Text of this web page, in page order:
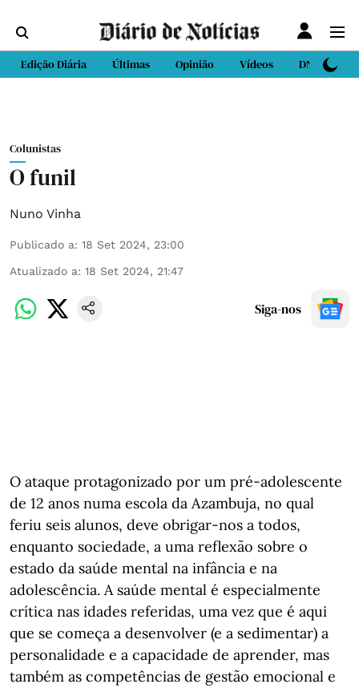
Edição Diária Últimas Opinião Vídeos DN Sport
Colunistas
O funil
Nuno Vinha
Publicado a: 18 Set 2024, 23:00
Atualizado a: 18 Set 2024, 21:47
Siga-nos
O ataque protagonizado por um pré-adolescente
de 12 anos numa escola da Azambuja, no qual
feriu seis alunos, deve obrigar-nos a todos,
enquanto sociedade, a uma reflexão sobre o
estado da saúde mental na infância e na
adolescência. A saúde mental é especialmente
crítica nas idades referidas, uma vez que é aqui
que se começa a desenvolver (e a sedimentar) a
personalidade e a capacidade de aprender, mas
também as competências de gestão emocional e